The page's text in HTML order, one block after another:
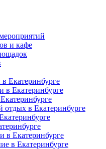
и кафе
Екатеринбурге
в Екатеринбурге
отдых в Екатеринбурге
в Екатеринбурге
в Екатеринбурге